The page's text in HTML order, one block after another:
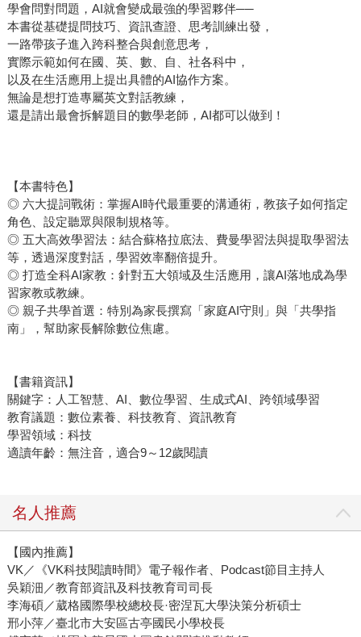
學會問對問題，AI就會變成最強的學習夥伴──
本書從基礎提問技巧、資訊查證、思考訓練出發，
一路帶孩子進入跨科整合與創意思考，
實際示範如何在國、英、數、自、社各科中，
以及在生活應用上提出具體的AI協作方案。
無論是想打造專屬英文對話教練，
還是請出最會拆解題目的數學老師，AI都可以做到！
【本書特色】
◎ 六大提詞戰術：掌握AI時代最重要的溝通術，教孩子如何指定
角色、設定聽眾與限制規格等。
◎ 五大高效學習法：結合蘇格拉底法、費曼學習法與提取學習法
等，透過深度對話，學習效率翻倍提升。
◎ 打造全科AI家教：針對五大領域及生活應用，讓AI落地成為學
習家教或教練。
◎ 親子共學首選：特別為家長撰寫「家庭AI守則」與「共學指
南」，幫助家長解除數位焦慮。
【書籍資訊】
關鍵字：人工智慧、AI、數位學習、生成式AI、跨領域學習
教育議題：數位素養、科技教育、資訊教育
學習領域：科技
適讀年齡：無注音，適合9～12歲閱讀
名人推薦
【國內推薦】
VK／《VK科技閱讀時間》電子報作者、Podcast節目主持人
吳穎沺／教育部資訊及科技教育司司長
李海碩／葳格國際學校總校長·密涅瓦大學決策分析碩士
邢小萍／臺北市大安區古亭國民小學校長